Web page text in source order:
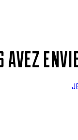
AVEZ